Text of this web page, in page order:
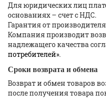
Для юридических лиц
основаниях – счет с НДС.
Гарантия от
Компания производит
надлежащего качества
потребителей».
Сроки возврата и обмена
Возврат и обмен товаров
после получения товара